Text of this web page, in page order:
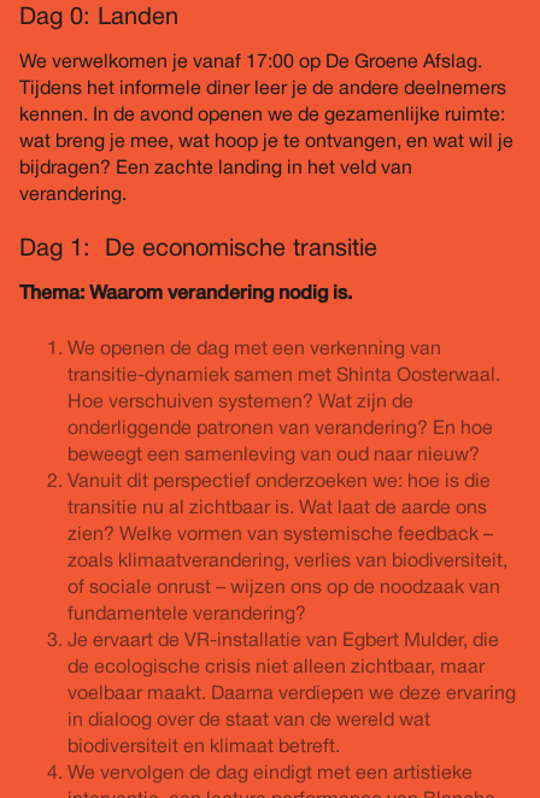
Dag 0: Landen
We verwelkomen je vanaf 17:00 op De Groene Afslag.
Tijdens het informele diner leer je de andere deelnemers
kennen. In de avond openen we de gezamenlijke ruimte:
wat breng je mee, wat hoop je te ontvangen, en wat wil je
bijdragen? Een zachte landing in het veld van
verandering.
Dag 1: De economische transitie
Thema: Waarom verandering nodig is.
We openen de dag met een verkenning van
transitie-dynamiek samen met Shinta Oosterwaal.
Hoe verschuiven systemen? Wat zijn de
onderliggende patronen van verandering? En hoe
beweegt een samenleving van oud naar nieuw?
Vanuit dit perspectief onderzoeken we: hoe is die
transitie nu al zichtbaar is. Wat laat de aarde ons
zien? Welke vormen van systemische feedback –
zoals klimaatverandering, verlies van biodiversiteit,
of sociale onrust – wijzen ons op de noodzaak van
fundamentele verandering?
Je ervaart de VR-installatie van Egbert Mulder, die
de ecologische crisis niet alleen zichtbaar, maar
voelbaar maakt. Daarna verdiepen we deze ervaring
in dialoog over de staat van de wereld wat
biodiversiteit en klimaat betreft.
We vervolgen de dag eindigt met een artistieke